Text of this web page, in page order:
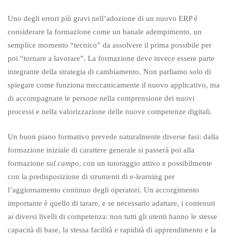
Uno degli errori più gravi nell’adozione di un nuovo ERP è
considerare la formazione come un banale adempimento, un
semplice momento “tecnico” da assolvere il prima possibile per
poi “tornare a lavorare”. La formazione deve invece essere parte
integrante della strategia di cambiamento. Non parliamo solo di
spiegare come funziona meccanicamente il nuovo applicativo, ma
di accompagnare le persone nella comprensione dei nuovi
processi e nella valorizzazione delle nuove competenze digitali.
Un buon piano formativo prevede naturalmente diverse fasi: dalla
formazione iniziale di carattere generale si passerà poi alla
formazione sul campo, con un tutoraggio attivo e possibilmente
con la predisposizione di strumenti di e-learning per
l’aggiornamento continuo degli operatori. Un accorgimento
importante è quello di tarare, e se necessario adattare, i contenuti
ai diversi livelli di competenza: non tutti gli utenti hanno le stesse
capacità di base, la stessa facilità e rapidità di apprendimento e la